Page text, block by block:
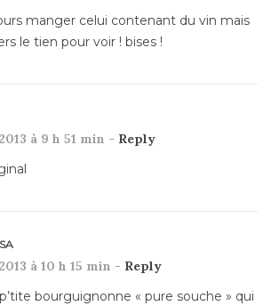
manger celui contenant du vin mais
le tien pour voir ! bises !
à 9 h 51 min - Reply
à 10 h 15 min - Reply
p’tite bourguignonne « pure souche » qui